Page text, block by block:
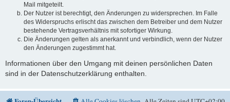
Mail mitgeteilt.
Der Nutzer ist berechtigt, den Änderungen zu widersprechen. Im Falle
des Widerspruchs erlischt das zwischen dem Betreiber und dem Nutzer
bestehende Vertragsverhältnis mit sofortiger Wirkung.
Die Änderungen gelten als anerkannt und verbindlich, wenn der Nutzer
den Änderungen zugestimmt hat.
Informationen über den Umgang mit deinen persönlichen Daten
sind in der Datenschutzerklärung enthalten.